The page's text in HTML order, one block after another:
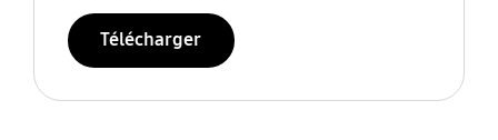
Télécharger